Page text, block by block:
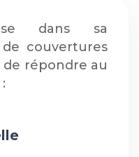
dans sa
couvertures
de répondre au